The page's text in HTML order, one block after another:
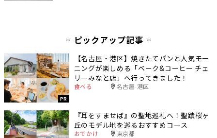
ピックアップ記事
PR
【名古屋・港区】焼きたてパンと人気モー
ニングが楽しめる「ベーク&コーヒー チェ
リーみなと店」へ行ってきました！
食べる 名古屋 港区
『耳をすませば』の聖地巡礼へ！聖蹟桜ヶ
丘のモデル地を巡るおすすめコース
おでかけ 東京都